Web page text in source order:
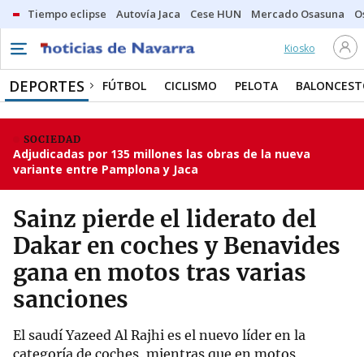
Tiempo eclipse Autovía Jaca Cese HUN Mercado Osasuna
Kiosko
DEPORTES FÚTBOL CICLISMO PELOTA
SOCIEDAD
Adjudicadas por 135 millones las obras de la nueva
variante entre Pamplona y Jaca
Sainz pierde el liderato del
Dakar en coches y Benavides
gana en motos tras varias
sanciones
El saudí Yazeed Al Rajhi es el nuevo líder en la
categoría de coches, mientras que en motos